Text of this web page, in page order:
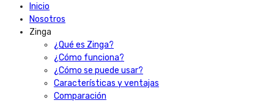
Inicio
Nosotros
Zinga
¿Qué es Zinga?
¿Cómo funciona?
¿Cómo se puede usar?
Características y ventajas
Comparación